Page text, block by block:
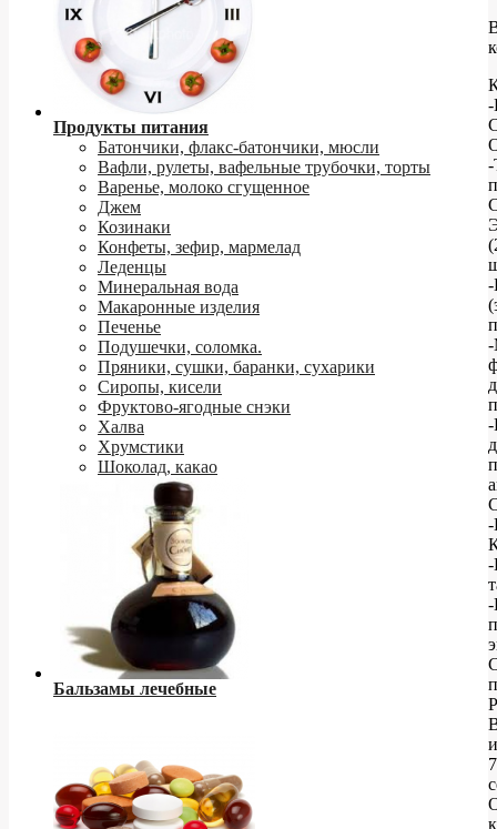
Продукты питания
Батончики, флакс-батончики, мюсли
Вафли, рулеты, вафельные трубочки, торты
Варенье, молоко сгущенное
Джем
Козинаки
Конфеты, зефир, мармелад
Леденцы
Минеральная вода
Макаронные изделия
Печенье
Подушечки, соломка.
Пряники, сушки, баранки, сухарики
Сиропы, кисели
Фруктово-ягодные снэки
Халва
Хрумстики
Шоколад, какао
Бальзамы лечебные
-
-
-
-
-
-
-
-
7